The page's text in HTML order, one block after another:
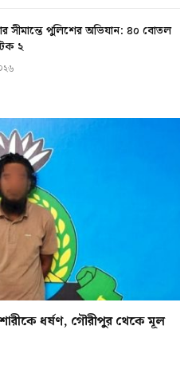
সীমান্তে পুলিশের অভিযান: ৪০ বোতল
২
ধর্ষণ, গৌরীপুর থেকে মূল